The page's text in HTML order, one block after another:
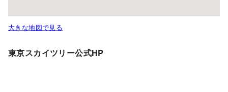
大きな地図で見る
東京スカイツリー公式HP